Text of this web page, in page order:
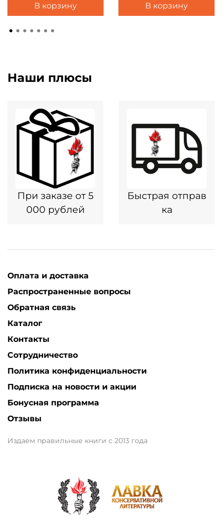
В корзину В корзину
Наши плюсы
При заказе от 5
000 рублей
Быстрая отправ
ка
Оплата и доставка
Распространенные вопросы
Обратная связь
Каталог
Контакты
Сотрудничество
Политика конфиденциальности
Подписка на новости и акции
Бонусная программа
Отзывы
Издаем правильные книги с 2013 года